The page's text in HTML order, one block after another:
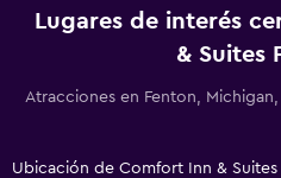
Sistema de entretenimiento
TV de pantalla plana
TV
Lugares de interés
& Suites
Atracciones en Fenton,
Ubicación de Comfort Inn & Suites